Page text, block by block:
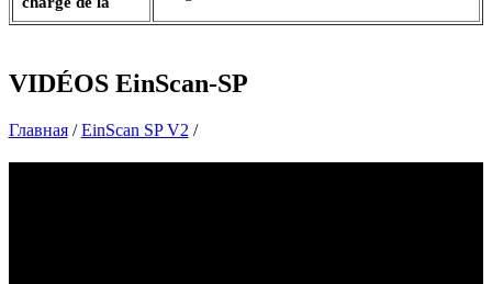
VIDÉOS EinScan-SP
Главная/EinScan SP V2 /